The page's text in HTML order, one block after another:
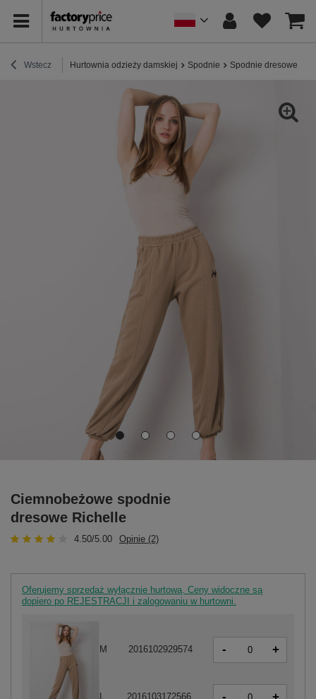
Wstecz Hurtownia odzieży damskiej Spodnie Spodnie dresowe
Ciemnobeżowe spodnie
dresowe Richelle
4.50/5.00 Opinie (2)
Oferujemy sprzedaż wyłącznie hurtową. Ceny widoczne są
dopiero po REJESTRACJI i zalogowaniu w hurtowni.
M 2016102929574 - +
L 2016103172566